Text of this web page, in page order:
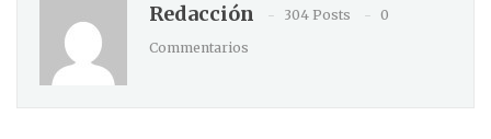
Redacción 304 Posts
0
Commentarios